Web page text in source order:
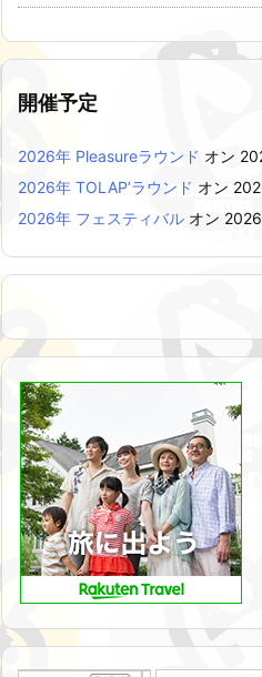
開催予定
2026年 Pleasureラウンド オン
2026年 TOLAP’ラウンド オン
2026年 フェスティバル オン